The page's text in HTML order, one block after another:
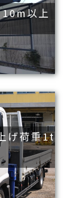
以上
げ荷重1t